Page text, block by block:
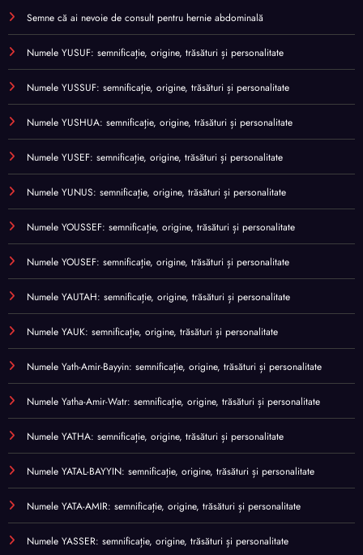
Semne că ai nevoie de consult pentru hernie abdominală
Numele YUSUF: semnificație, origine, trăsături și personalitate
Numele YUSSUF: semnificație, origine, trăsături și personalitate
Numele YUSHUA: semnificație, origine, trăsături și personalitate
Numele YUSEF: semnificație, origine, trăsături și personalitate
Numele YUNUS: semnificație, origine, trăsături și personalitate
Numele YOUSSEF: semnificație, origine, trăsături și personalitate
Numele YOUSEF: semnificație, origine, trăsături și personalitate
Numele YAUTAH: semnificație, origine, trăsături și personalitate
Numele YAUK: semnificație, origine, trăsături și personalitate
Numele Yath-Amir-Bayyin: semnificație, origine, trăsături și personalitate
Numele Yatha-Amir-Watr: semnificație, origine, trăsături și personalitate
Numele YATHA: semnificație, origine, trăsături și personalitate
Numele YATAL-BAYYIN: semnificație, origine, trăsături și personalitate
Numele YATA-AMIR: semnificație, origine, trăsături și personalitate
Numele YASSER: semnificație, origine, trăsături și personalitate